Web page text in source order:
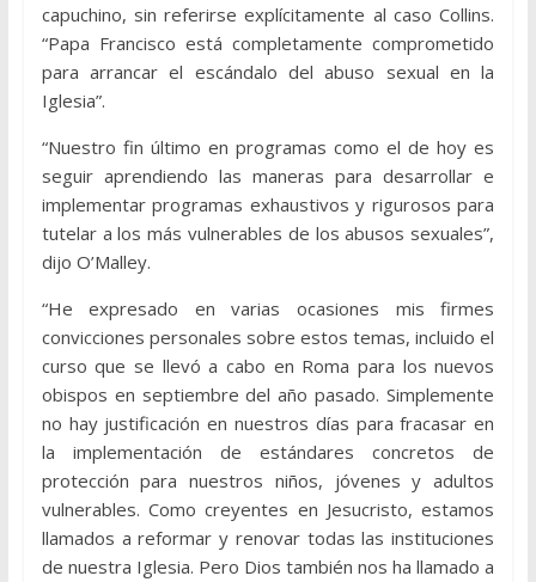
capuchino, sin referirse explícitamente al caso Collins.
“Papa Francisco está completamente comprometido
para arrancar el escándalo del abuso sexual en la
Iglesia”.
“Nuestro fin último en programas como el de hoy es
seguir aprendiendo las maneras para desarrollar e
implementar programas exhaustivos y rigurosos para
tutelar a los más vulnerables de los abusos sexuales”,
dijo O’Malley.
“He expresado en varias ocasiones mis firmes
convicciones personales sobre estos temas, incluido el
curso que se llevó a cabo en Roma para los nuevos
obispos en septiembre del año pasado. Simplemente
no hay justificación en nuestros días para fracasar en
la implementación de estándares concretos de
protección para nuestros niños, jóvenes y adultos
vulnerables. Como creyentes en Jesucristo, estamos
llamados a reformar y renovar todas las instituciones
de nuestra Iglesia. Pero Dios también nos ha llamado a